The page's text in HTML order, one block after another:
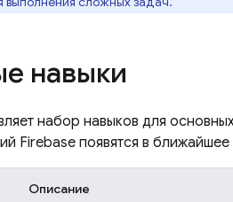
навыки
набор навыков для
Firebase появятся в ближайшее
Описание